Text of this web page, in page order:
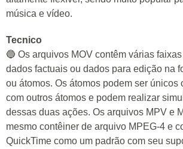
música e vídeo.
Tecnico
🔵 Os arquivos MOV contêm várias
dados factuais ou dados para edição na
ou átomos. Os átomos podem ser únicos
com outros átomos e podem realizar
dessas duas ações. Os arquivos MPV e
mesmo contêiner de arquivo MPEG-4 e
QuickTime como um padrão com seu